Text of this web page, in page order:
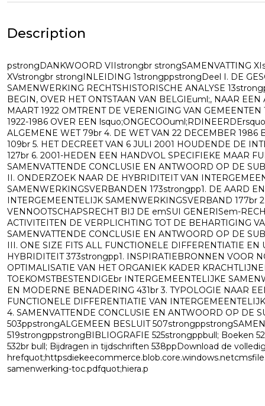
Description
pstrongDANKWOORD VIIstrongbr strongSAMENVATTING
XVstrongbr strongINLEIDING 1strongppstrongDeel I. DE
SAMENWERKING RECHTSHISTORISCHE ANALYSE
BEGIN, OVER HET ONTSTAAN VAN BELGIEuml;, NAAR
MAART 1922 OMTRENT DE VERENIGING VAN GEMEENTEN
1922-1986 OVER EEN
ALGEMENE WET 79br 4. DE WET VAN 22 DECEMBER 1986
109br 5. HET DECREET VAN 6 JULI 2001 HOUDENDE DE
127br 6. 2001-HEDEN EEN HANDVOL SPECIFIEKE MAAR
SAMENVATTENDE CONCLUSIE EN ANTWOORD OP DE
II. ONDERZOEK NAAR DE HYBRIDITEIT VAN
SAMENWERKINGSVERBANDEN 173strongpp1. DE AARD
INTERGEMEENTELIJK SAMENWERKINGSVERBAND 177br
VENNOOTSCHAPSRECHT BIJ DE emSUI GENERISem-
ACTIVITEITEN DE VERPLICHTING TOT DE BEHARTIGING
SAMENVATTENDE CONCLUSIE EN ANTWOORD OP DE
III. ONE SIZE FITS ALL FUNCTIONELE DIFFERENTIATIE
HYBRIDITEIT 373strongpp1. INSPIRATIEBRONNEN VOOR
OPTIMALISATIE VAN HET ORGANIEK KADER
TOEKOMSTBESTENDIGEbr INTERGEMEENTELIJKE
EN MODERNE BENADERING 431br 3. TYPOLOGIE NAAR
FUNCTIONELE DIFFERENTIATIE VAN
4. SAMENVATTENDE CONCLUSIE EN ANTWOORD OP DE
503ppstrongALGEMEEN BESLUIT
519strongppstrongBIBLIOGRAFIE 525strongppbull; Boeken
532br bull; Bijdragen in tijdschriften 538ppDownload de
samenwerking-toc.pdfquot;hiera.p